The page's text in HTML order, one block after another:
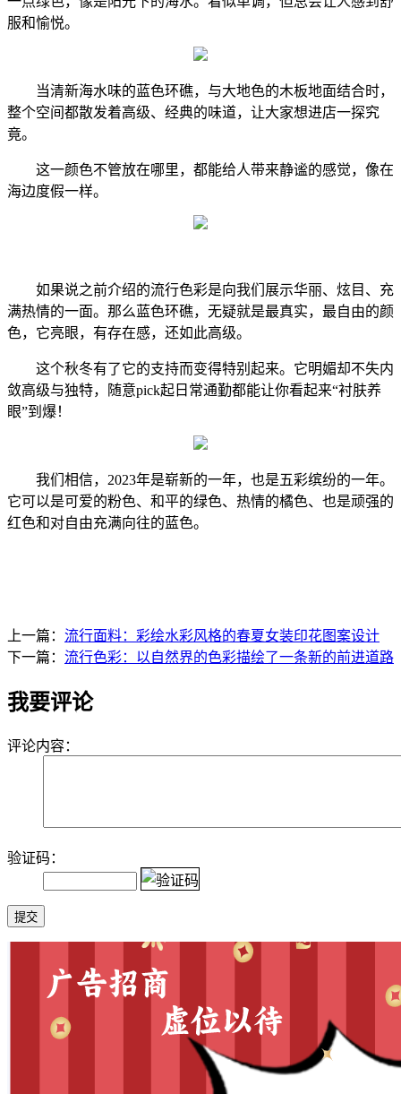
服和愉悦。
当清新海水味的蓝色环礁，与大地色的木板地面结合时，
整个空间都散发着高级、经典的味道，让大家想进店一探究
竟。
这一颜色不管放在哪里，都能给人带来静谧的感觉，像在
海边度假一样。
如果说之前介绍的流行色彩是向我们展示华丽、炫目、充
满热情的一面。那么蓝色环礁，无疑就是最真实，最自由的颜
色，它亮眼，有存在感，还如此高级。
这个秋冬有了它的支持而变得特别起来。它明媚却不失内
敛高级与独特，随意pick起日常通勤都能让你看起来“衬肤养
眼”到爆！
我们相信，2023年是崭新的一年，也是五彩缤纷的一年。
它可以是可爱的粉色、和平的绿色、热情的橘色、也是顽强的
红色和对自由充满向往的蓝色。
上一篇： 流行面料：彩绘水彩风格的春夏女装印花图案设计
下一篇： 流行色彩：以自然界的色彩描绘了一条新的前进道路
我要评论
评论内容：
验证码：